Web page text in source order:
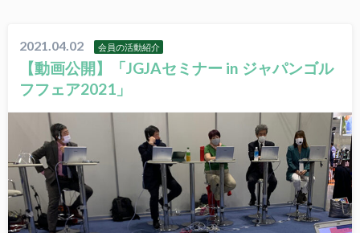
2021.04.02 会員の活動紹介
【動画公開】「JGJAセミナー in ジャパンゴル
フフェア2021」